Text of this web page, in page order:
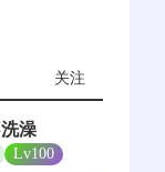
关注
澡
Lv100